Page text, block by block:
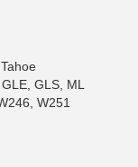
GLS, ML
W251